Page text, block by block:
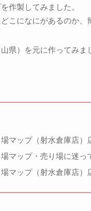
作製してみました。
こになにがあるのか
県）を元に作ってみ
マップ（射水倉庫店）
マップ・売り場に迷っ
マップ（射水倉庫店